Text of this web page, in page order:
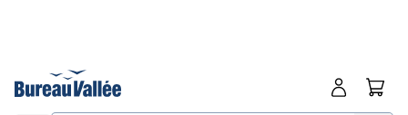
Me